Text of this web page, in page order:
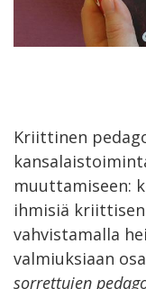
Kriittinen
muuttamiseen:
ihmisiä
vahvistamalla
valmiuksiaan
sorrettujen